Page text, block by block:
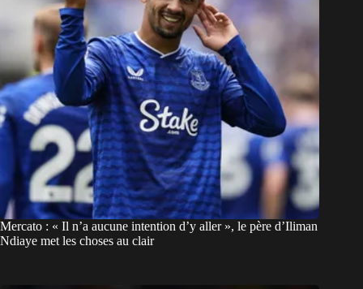
Mercato : « Il n’a aucune intention d’y aller », le père d’Iliman
Ndiaye met les choses au clair